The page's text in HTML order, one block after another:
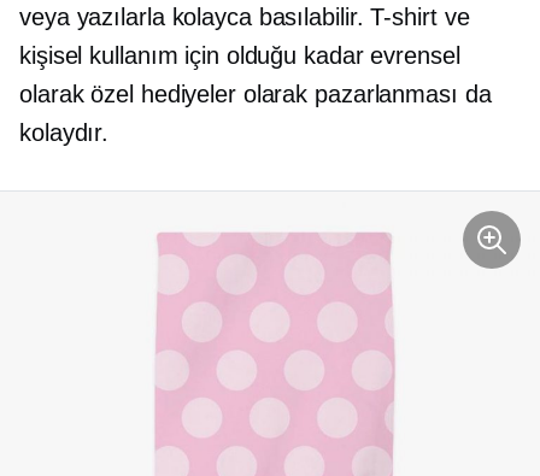
veya yazılarla kolayca basılabilir.T-shirtve
kişisel kullanım için olduğu kadar evrensel
olarak özel hediyeler olarak pazarlanması da
kolaydır.